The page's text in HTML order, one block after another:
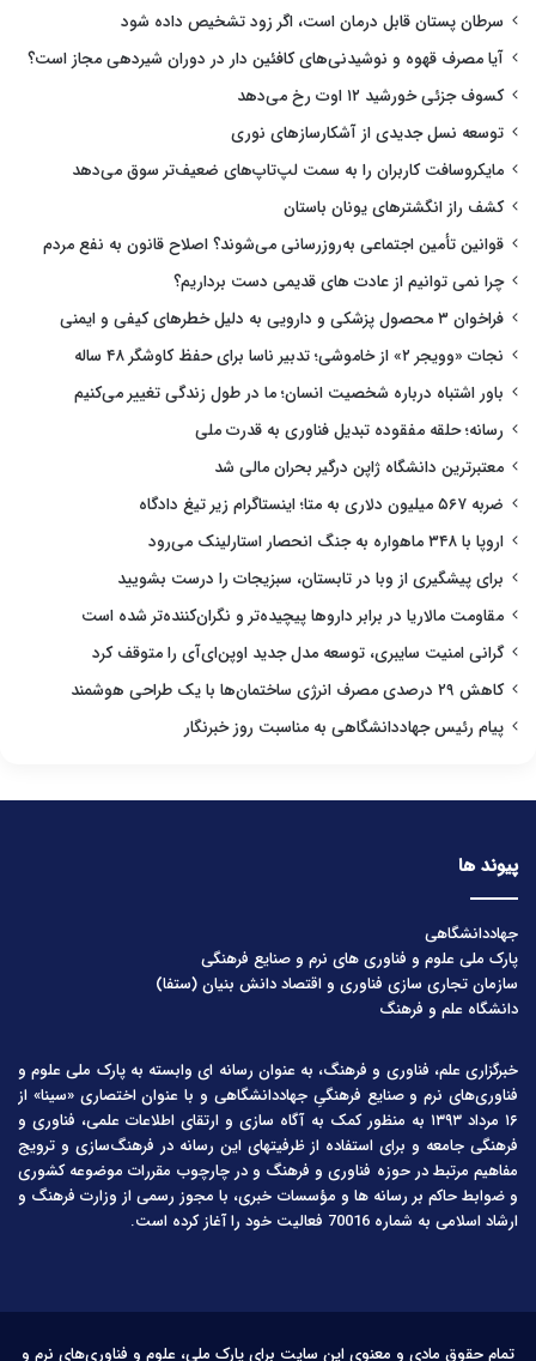
سرطان پستان قابل درمان است، اگر زود تشخیص داده شود
آیا مصرف قهوه و نوشیدنی‌های کافئین دار در دوران شیردهی مجاز است؟
کسوف جزئی خورشید ۱۲ اوت رخ می‌دهد
توسعه نسل جدیدی از آشکارسازهای نوری
مایکروسافت کاربران را به سمت لپ‌تاپ‌های ضعیف‌تر سوق می‌دهد
کشف راز انگشترهای یونان باستان
قوانین تأمین اجتماعی به‌روزرسانی می‌شوند؟ اصلاح قانون به نفع مردم
چرا نمی توانیم از عادت های قدیمی دست برداریم؟
فراخوان ۳ محصول پزشکی و دارویی به دلیل خطرهای کیفی و ایمنی
نجات «وویجر ۲» از خاموشی؛ تدبیر ناسا برای حفظ کاوشگر ۴۸ ساله
باور اشتباه درباره شخصیت انسان؛ ما در طول زندگی تغییر می‌کنیم
رسانه؛ حلقه مفقوده تبدیل فناوری به قدرت ملی
معتبرترین دانشگاه ژاپن درگیر بحران مالی شد
ضربه ۵۶۷ میلیون دلاری به متا؛ اینستاگرام زیر تیغ دادگاه
اروپا با ۳۴۸ ماهواره به جنگ انحصار استارلینک می‌رود
برای پیشگیری از وبا در تابستان، سبزیجات را درست بشویید
مقاومت مالاریا در برابر داروها پیچیده‌تر و نگران‌کننده‌تر شده است
گرانی امنیت سایبری، توسعه مدل جدید اوپن‌ای‌آی را متوقف کرد
کاهش ۲۹ درصدی مصرف انرژی ساختمان‌ها با یک طراحی هوشمند
پیام رئیس جهاددانشگاهی به مناسبت روز خبرنگار
پیوند ها
جهاددانشگاهی
پارک ملی علوم و فناوری های نرم و صنایع فرهنگی
سازمان تجاری سازی فناوری و اقتصاد دانش بنیان (ستفا)
دانشگاه علم و فرهنگ
خبرگزاری علم، فناوری و فرهنگ، به عنوان رسانه ای وابسته به پارک ملی علوم و
فناوری‌های نرم و صنایع فرهنگیِ جهاددانشگاهی و با عنوان اختصاری «سینا» از
۱۶ مرداد ۱۳۹۳ به منظور کمک به آگاه سازی و ارتقای اطلاعات علمی، فناوری و
فرهنگی جامعه و برای استفاده از ظرفیتهای این رسانه در فرهنگ‌سازی و ترویج
مفاهیم مرتبط در حوزه فناوری و فرهنگ و در چارچوب مقررات موضوعه کشوری
و ضوابط حاکم بر رسانه ها و مؤسسات خبری، با مجوز رسمی از وزارت فرهنگ و
ارشاد اسلامی به شماره 70016 فعالیت خود را آغاز کرده است.
تمام حقوق مادی و معنوی این سایت برای پارک ملی، علوم و فناوری‌های نرم و